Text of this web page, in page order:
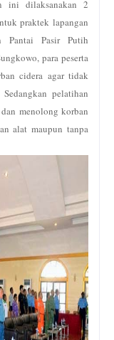
ini dilaksanakan 2
praktek lapangan
Pantai Pasir Putih
para peserta
cidera agar tidak
pelatihan
menolong korban
alat maupun tanpa